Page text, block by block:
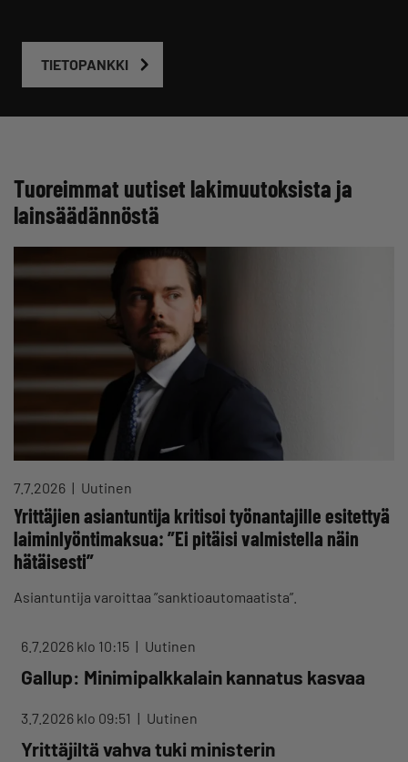
TIETOPANKKI
Tuoreimmat uutiset lakimuutoksista ja
lainsäädännöstä
7.7.2026 Uutinen
Yrittäjien asiantuntija kritisoi työnantajille esitettyä
laiminlyöntimaksua: ”Ei pitäisi valmistella näin
hätäisesti”
Asiantuntija varoittaa ”sanktioautomaatista”.
6.7.2026 klo 10:15 Uutinen
Gallup: Minimipalkkalain kannatus kasvaa
3.7.2026 klo 09:51 Uutinen
Yrittäjiltä vahva tuki ministerin